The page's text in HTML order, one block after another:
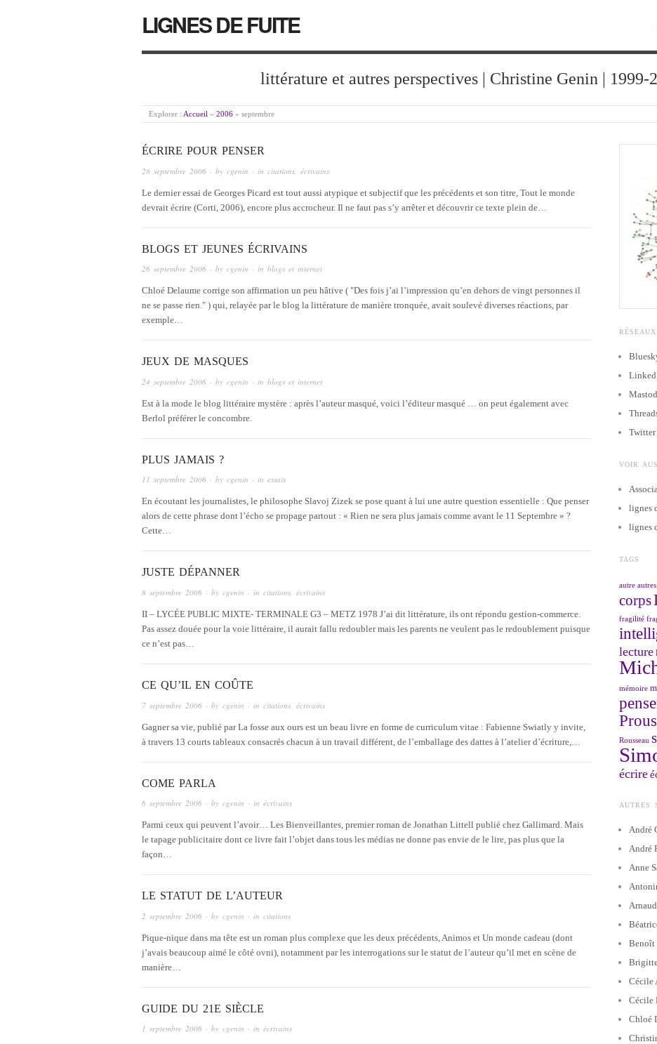
LIGNES DE FUITE
littérature et autres perspectives | Christine Genin | 1999-
Explorer : Accueil » 2006 » septembre
ÉCRIRE POUR PENSER
28 septembre 2006 · by cgenin · in citations écrivains
Le dernier essai de Georges Picard est tout aussi atypique et subjectif que les précédents et son titre, Tout le monde
devrait écrire (Corti, 2006), encore plus accrocheur. Il ne faut pas s’y arrêter et découvrir ce texte plein de…
BLOGS ET JEUNES ÉCRIVAINS
26 septembre 2006 · by cgenin · in blogs et internet
Chloé Delaume corrige son affirmation un peu hâtive ( "Des fois j’ai l’impression qu’en dehors de vingt personnes il
ne se passe rien." ) qui, relayée par le blog la littérature de manière tronquée, avait soulevé diverses réactions, par
exemple…
JEUX DE MASQUES
24 septembre 2006 · by cgenin · in blogs et internet
Est à la mode le blog littéraire mystère : après l’auteur masqué, voici l’éditeur masqué … on peut également avec
Berlol préférer le concombre.
PLUS JAMAIS ?
11 septembre 2006 · by cgenin · in essais
En écoutant les journalistes, le philosophe Slavoj Zizek se pose quant à lui une autre question essentielle : Que penser
alors de cette phrase dont l’écho se propage partout : « Rien ne sera plus jamais comme avant le 11 Septembre » ?
Cette…
JUSTE DÉPANNER
8 septembre 2006 · by cgenin · in citations écrivains
II – LYCÉE PUBLIC MIXTE- TERMINALE G3 – METZ 1978 J’ai dit littérature, ils ont répondu gestion-commerce.
Pas assez douée pour la voie littéraire, il aurait fallu redoubler mais les parents ne veulent pas le redoublement puisque
ce n’est pas…
CE QU’IL EN COÛTE
7 septembre 2006 · by cgenin · in citations écrivains
Gagner sa vie, publié par La fosse aux ours est un beau livre en forme de curriculum vitae : Fabienne Swiatly y invite,
à travers 13 courts tableaux consacrés chacun à un travail différent, de l’emballage des dattes à l’atelier d’écriture,…
COME PARLA
6 septembre 2006 · by cgenin · in écrivains
Parmi ceux qui peuvent l’avoir… Les Bienveillantes, premier roman de Jonathan Littell publié chez Gallimard. Mais
le tapage publicitaire dont ce livre fait l’objet dans tous les médias ne donne pas envie de le lire, pas plus que la
façon…
LE STATUT DE L’AUTEUR
2 septembre 2006 · by cgenin · in citations
Pique-nique dans ma tête est un roman plus complexe que les deux précédents, Animos et Un monde cadeau (dont
j’avais beaucoup aimé le côté ovni), notamment par les interrogations sur le statut de l’auteur qu’il met en scène de
manière…
GUIDE DU 21E SIÈCLE
1 septembre 2006 · by cgenin · in écrivains
Twitter
VOIR
lignes
lignes
TAGS
autre autres
corps
fragilité
lecture
mémoire
Rousseau
écrire
AUTRES
André
André
Anne
Benoît
Cécile
Cécile
Chloé